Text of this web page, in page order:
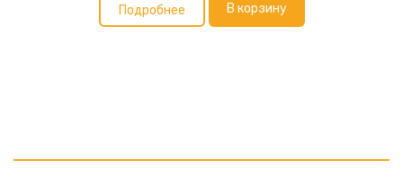
Подробнее В корзину